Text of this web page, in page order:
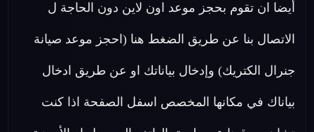
أيضا ان تقوم بحجز موعد اون لاين دون الحاجة ل
الاتصال بنا عن طريق الضغط هنا (احجز موعد صيانة
جنرال الكتريك) وإدخال بياناتك او عن طريق ادخال
بياناك في مكانها المخصص اسفل الصفحة اذا كنت